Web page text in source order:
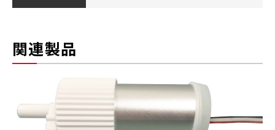
関連製品